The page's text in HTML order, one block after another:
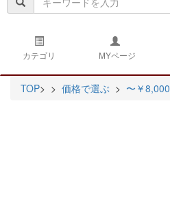
カテゴリ MYページ
TOP> > 価格で選ぶ > 〜￥8,000